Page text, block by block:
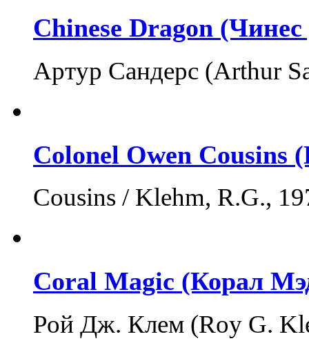
Chinese Dragon
Артур Сандерс (Arthur
Colonel Owen Cousins
Cousins / Klehm, R.G.,
Coral Magic (Корал
Рой Дж. Клем (Roy G.